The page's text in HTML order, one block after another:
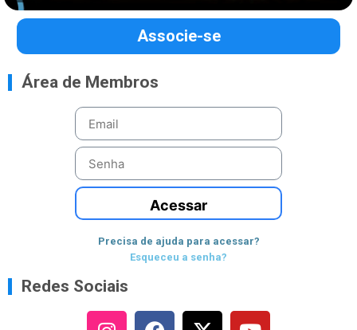
Associe-se
Área de Membros
Acessar
Precisa de ajuda para acessar?
Esqueceu a senha?
Redes Sociais